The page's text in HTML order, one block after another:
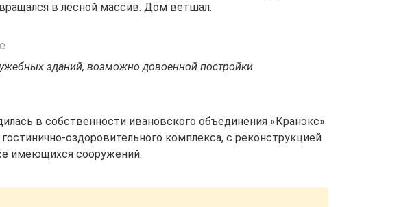
в лесной массив. Дом ветшал.
зданий, возможно довоенной постройки
в собственности ивановского объединения «Кранэкс».
оздоровительного комплекса, с реконструкцией
имеющихся сооружений.